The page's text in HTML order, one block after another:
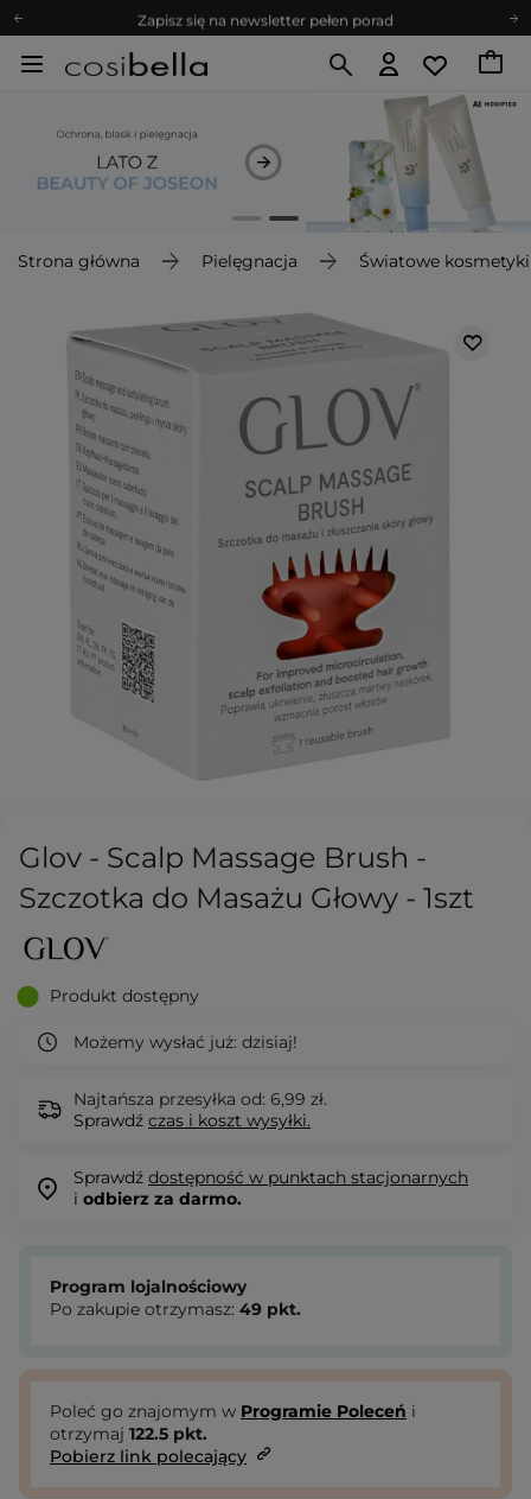
Zapisz się na newsletter pełen porad
Bezpłatne konsultacje kosmetologiczne
Poleć nas i zyskaj jeszcze więcej punktów
Zapisz się na newsletter pełen porad
Strona główna Pielęgnacja Światowe kosmetyki
Glov - Scalp Massage Brush -
Szczotka do Masażu Głowy - 1szt
Produkt dostępny
Możemy wysłać już: dzisiaj!
Najtańsza przesyłka od: 6,99 zł.
Sprawdź czas i koszt wysyłki.
Sprawdź dostępność w punktach stacjonarnych
i odbierz za darmo.
Program lojalnościowy
Po zakupie otrzymasz: 49 pkt.
Poleć go znajomym w Programie Poleceń i
otrzymaj 122.5 pkt.
Pobierz link polecający